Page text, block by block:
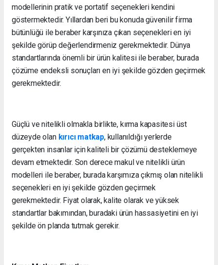
modellerinin pratik ve portatif seçenekleri kendini
göstermektedir. Yıllardan beri bu konuda güvenilir firma
bütünlüğü ile beraber karşınıza çıkan seçenekleri en iyi
şekilde görüp değerlendirmeniz gerekmektedir. Dünya
standartlarında önemli bir ürün kalitesi ile beraber, burada
çözüme endeksli sonuçları en iyi şekilde gözden geçirmek
gerekmektedir.
Güçlü ve nitelikli olmakla birlikte, kırma kapasitesi üst
düzeyde olan kırıcı matkap, kullanıldığı yerlerde
gerçekten insanlar için kaliteli bir çözümü desteklemeye
devam etmektedir. Son derece makul ve nitelikli ürün
modelleri ile beraber, burada karşımıza çıkmış olan nitelikli
seçenekleri en iyi şekilde gözden geçirmek
gerekmektedir. Fiyat olarak, kalite olarak ve yüksek
standartlar bakımından, buradaki ürün hassasiyetini en iyi
şekilde ön planda tutmak gerekir.